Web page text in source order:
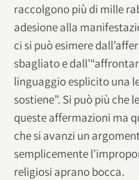
raccolgono più di mille
adesione alla
ci si può esimere
sbagliato e
linguaggio esplicito una
sostiene”. Si può più
queste affermazioni ma
che si avanzi un
semplicemente
religiosi aprano bocca.